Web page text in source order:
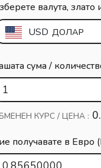
валута, злато
USD ДОЛАР
сума /
КУРС / ЦЕНА :
получавате в Евро